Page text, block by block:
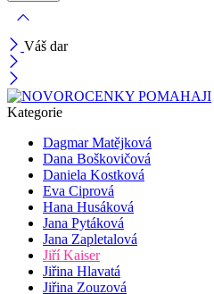
Váš dar
Kategorie
Dagmar Matějková
Dana Boškovičová
Daniela Kostková
Eva Ciprová
Hana Husáková
Jana Pytáková
Jana Zapletalová
Jiří Kaiser
Jiřina Hlavatá
Jiřina Zouzová